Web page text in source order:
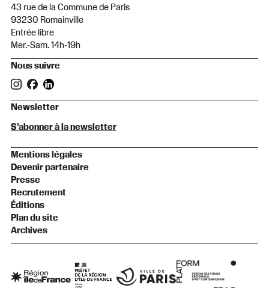
43 rue de la Commune de Paris
93230 Romainville
Entrée libre
Mer.-Sam. 14h-19h
Nous suivre
Newsletter
S'abonner à la newsletter
Mentions légales
Devenir partenaire
Presse
Recrutement
Éditions
Plan du site
Archives